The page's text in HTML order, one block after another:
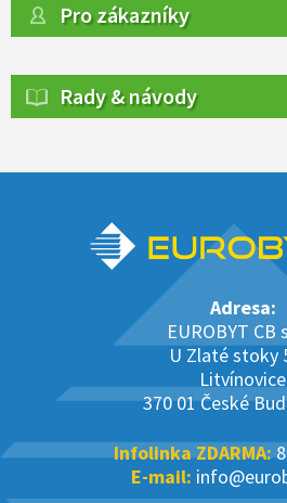
Pro zákazníky
Rady & návody
Adresa:
EUROBYT CB
U Zlaté stoky
Litvínovice
370 01 České
Infolinka ZDARMA:
E-mail: